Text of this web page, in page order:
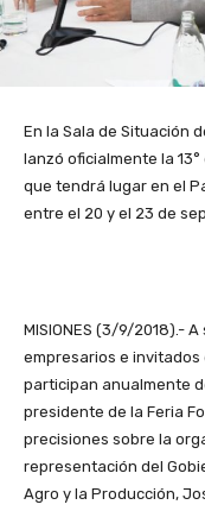
En la Sala de Situación
lanzó oficialmente la
que tendrá lugar en el
entre el 20 y el 23 de
MISIONES (3/9/2018).-
empresarios e
participan anualmente
presidente de la Feria
precisiones sobre la
representación del
Agro y la Producción,